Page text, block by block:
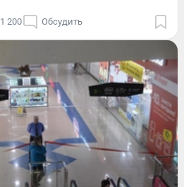
1 200 Обсудить